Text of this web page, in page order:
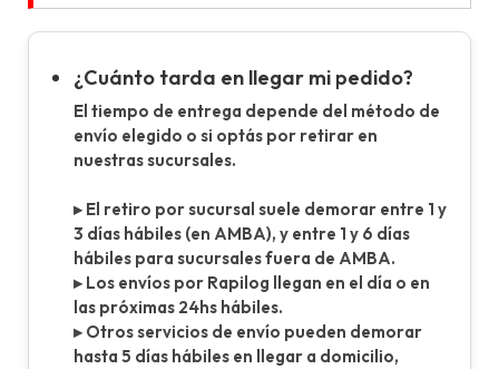
¿Cuánto tarda en llegar mi pedido?
El tiempo de entrega depende del método de
envío elegido o si optás por retirar en
nuestras sucursales.
▸ El retiro por sucursal suele demorar entre 1 y
3 días hábiles (en AMBA), y entre 1 y 6 días
hábiles para sucursales fuera de AMBA.
▸ Los envíos por Rapilog llegan en el día o en
las próximas 24hs hábiles.
▸ Otros servicios de envío pueden demorar
hasta 5 días hábiles en llegar a domicilio,